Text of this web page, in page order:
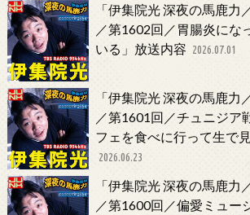
「伊集院光 深夜の馬鹿力
／第1602回／胃腸炎にな
いる」放送内容 2026.07.01
「伊集院光 深夜の馬鹿力
／第1601回／チュニジア
フェを食べに行って生で
2026.06.23
「伊集院光 深夜の馬鹿力
／第1600回／偏愛ミュー